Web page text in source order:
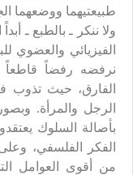
طبيعتيهما ووضعهما
ولا ننكر ـ بالطبع ـ
الفيزيائي والعضوي
نرفضه رفضاً قاطعاً
الفارق، حيث تذوب
الرجل والمرأة.
بأصالة السلوك
الفكر الفلسفي،
من أقوى العوامل